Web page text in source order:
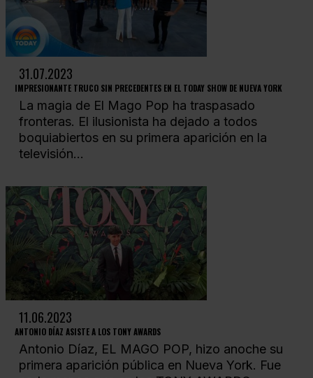
31.07.2023
IMPRESIONANTE TRUCO SIN PRECEDENTES EN EL TODAY SHOW DE NUEVA YORK
La magia de El Mago Pop ha traspasado
fronteras. El ilusionista ha dejado a todos
boquiabiertos en su primera aparición en la
televisión...
11.06.2023
ANTONIO DÍAZ ASISTE A LOS TONY AWARDS
Antonio Díaz, EL MAGO POP, hizo anoche su
primera aparición pública en Nueva York. Fue